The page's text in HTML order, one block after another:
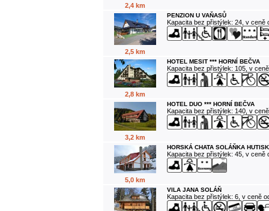
2,4 km
2,5 km
PENZION U VAŇASŮ
Kapacita bez přistýlek: 24, v ceně
2,8 km
HOTEL MESIT *** HORNÍ BEČVA
Kapacita bez přistýlek: 105, v
3,2 km
HOTEL DUO *** HORNÍ BEČVA
Kapacita bez přistýlek: 140, v
5,0 km
HORSKÁ CHATA SOLÁŇKA
Kapacita bez přistýlek: 45, v ceně
VILA JANA SOLÁŇ
Kapacita bez přistýlek: 6, v ceně